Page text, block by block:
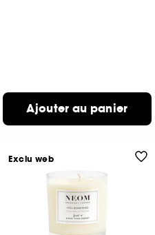
Ajouter au panier
Exclu web